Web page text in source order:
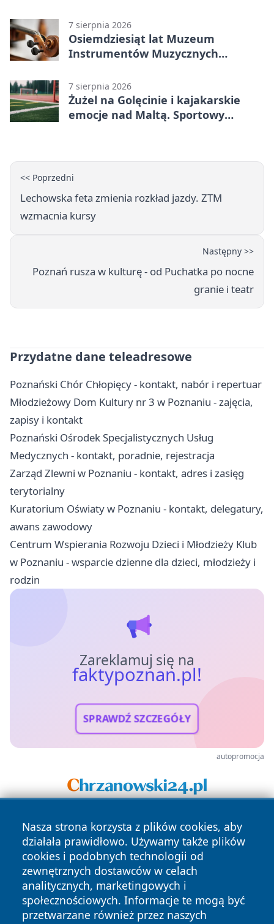
7 sierpnia 2026
Osiemdziesiąt lat Muzeum
Instrumentów Muzycznych
7 sierpnia 2026
Żużel na Golęcinie i kajakarskie
emocje nad Maltą. Sportowy
<< Poprzedni
Lechowska feta zmienia rozkład jazdy. ZTM
wzmacnia kursy
Następny >>
Poznań rusza w kulturę - od Puchatka po nocne
granie i teatr
Przydatne dane teleadresowe
Poznański Chór Chłopięcy - kontakt, nabór i repertuar
Młodzieżowy Dom Kultury nr 3 w Poznaniu - zajęcia,
zapisy i kontakt
Poznański Ośrodek Specjalistycznych Usług
Medycznych - kontakt, poradnie, rejestracja
Zarząd Zlewni w Poznaniu - kontakt, adres i zasięg
terytorialny
Kuratorium Oświaty w Poznaniu - kontakt, delegatury,
awans zawodowy
Centrum Wspierania Rozwoju Dzieci i Młodzieży Klub
w Poznaniu - wsparcie dzienne dla dzieci, młodzieży i
rodzin
Zareklamuj się na
faktypoznan.pl!
SPRAWDŹ SZCZEGÓŁY
autopromocja
Nasza strona korzysta z plików cookies, aby
działała prawidłowo. Używamy także plików
cookies i podobnych technologii od
zewnętrznych dostawców w celach
analitycznych, marketingowych i
społecznościowych. Informacje te mogą być
przetwarzane również przez naszych
Copyright © 2026 faktypoznan.pl Wszystkie prawa
zastrzeżone.